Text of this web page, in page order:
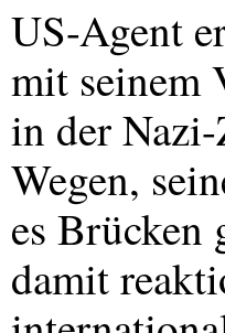
US-Agent
mit seinem
in der
Wegen,
es Brücken
damit